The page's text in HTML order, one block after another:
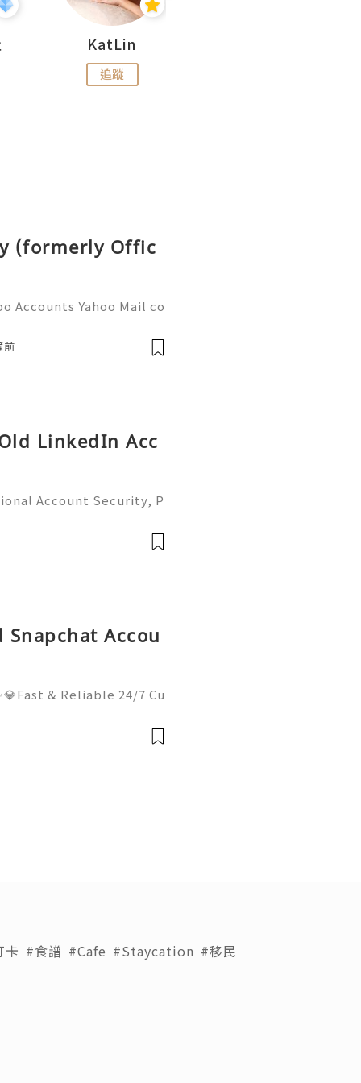
KatLin
追蹤
(formerly Offic
Accounts Yahoo Mail co
and online a
前
LinkedIn Acc
Account Security, P
24/7 Customer Suppo
Snapchat Accou
& Reliable 24/7 Cu
💫💎💲💫🌐✨💎Discor
卡 #食譜 #Cafe #Staycation #移民